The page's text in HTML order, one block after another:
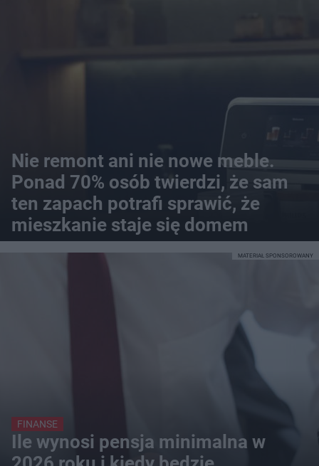
Nie remont ani nie nowe meble.
Ponad 70% osób twierdzi, że sam
ten zapach potrafi sprawić, że
mieszkanie staje się domem
FINANSE
Ile wynosi pensja minimalna w
MATERIAŁ SPONSOROWANY